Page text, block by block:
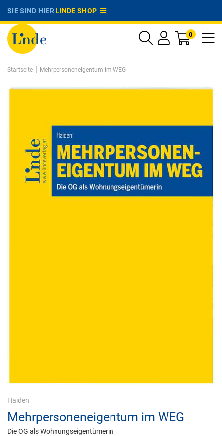
SIE SIND HIERLINDE SHOP
0
Startseite | Mehrpersoneneigentum im WEG
Haiden
Mehrpersoneneigentum im WEG
Die OG als Wohnungseigentümerin